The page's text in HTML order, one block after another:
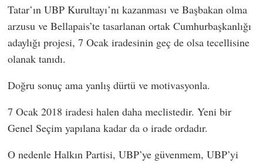
Tatar’ın UBP Kurultayı’nı kazanması ve Başbakan olma
arzusu ve Bellapais’te tasarlanan ortak Cumhurbaşkanlığı
adaylığı projesi, 7 Ocak iradesinin geç de olsa tecellisine
olanak tanıdı.
Doğru sonuç ama yanlış dürtü ve motivasyonla.
7 Ocak 2018 iradesi halen daha meclistedir. Yeni bir
Genel Seçim yapılana kadar da o irade ordadır.
O nedenle Halkın Partisi, UBP’ye güvenmem, UBP’yi